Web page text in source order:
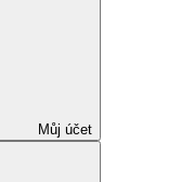
Můj účet